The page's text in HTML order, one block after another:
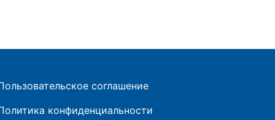
соглашение
конфиденциальности